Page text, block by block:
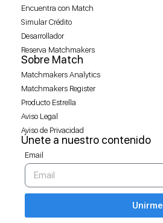
Encuentra con Match
Simular Crédito
Desarrollador
Reserva Matchmakers
Sobre Match
Matchmakers Analytics
Matchmakers Register
Producto Estrella
Aviso Legal
Aviso de Privacidad
Únete a nuestro contenido
Email
Unirme